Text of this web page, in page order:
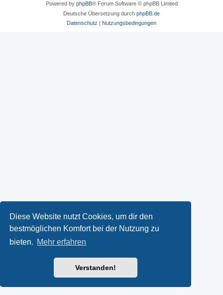
Diese Website nutzt Cookies, um dir den
bestmöglichen Komfort bei der Nutzung zu
bieten. Mehr erfahren
Verstanden!
Powered by phpBB® Forum Software © phpBB Limited
Deutsche Übersetzung durch phpBB.de
Datenschutz | Nutzungsbedingungen